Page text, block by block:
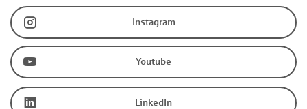
Instagram
Youtube
LinkedIn